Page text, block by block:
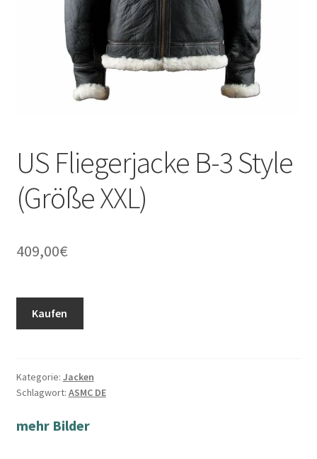
US Fliegerjacke B-3 Style
(Größe XXL)
409,00€
Kaufen
Kategorie: Jacken
Schlagwort: ASMC DE
mehr Bilder